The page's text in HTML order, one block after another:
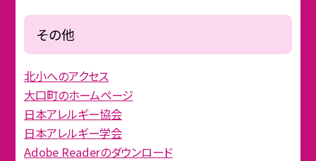
その他
北小へのアクセス
大口町のホームページ
日本アレルギー協会
日本アレルギー学会
Adobe Readerのダウンロード